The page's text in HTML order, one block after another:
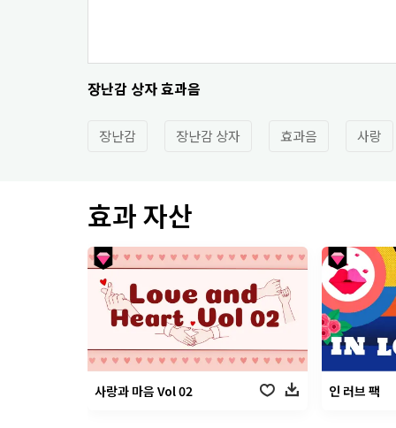
장난감 상자 효과음
장난감 장난감 상자 효과음 사랑
효과 자산
사랑과 마음 Vol 02 인 러브 팩